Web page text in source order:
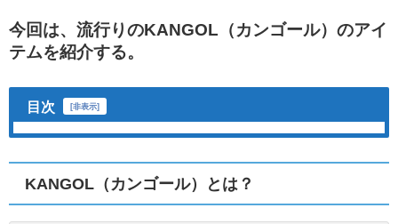
今回は、流行りのKANGOL（カンゴール）のアイ
テムを紹介する。
目次 [非表示]
KANGOL（カンゴール）とは？